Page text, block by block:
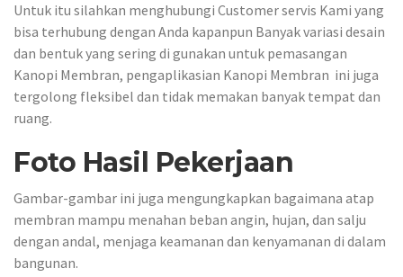
Untuk itu silahkan menghubungi Customer servis Kami yang
bisa terhubung dengan Anda kapanpun Banyak variasi desain
dan bentuk yang sering di gunakan untuk pemasangan
Kanopi Membran, pengaplikasian Kanopi Membran ini juga
tergolong fleksibel dan tidak memakan banyak tempat dan
ruang.
Foto Hasil Pekerjaan
Gambar-gambar ini juga mengungkapkan bagaimana atap
membran mampu menahan beban angin, hujan, dan salju
dengan andal, menjaga keamanan dan kenyamanan di dalam
bangunan.